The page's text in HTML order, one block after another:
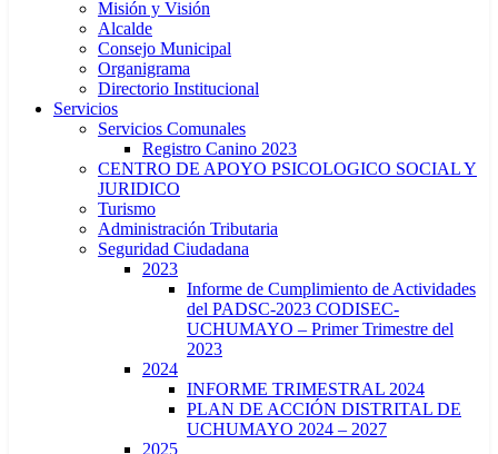
Misión y Visión
Alcalde
Consejo Municipal
Organigrama
Directorio Institucional
Servicios
Servicios Comunales
Registro Canino 2023
CENTRO DE APOYO PSICOLOGICO SOCIAL Y
JURIDICO
Turismo
Administración Tributaria
Seguridad Ciudadana
2023
Informe de Cumplimiento de Actividades
del PADSC-2023 CODISEC-
UCHUMAYO – Primer Trimestre del
2023
2024
INFORME TRIMESTRAL 2024
PLAN DE ACCIÓN DISTRITAL DE
UCHUMAYO 2024 – 2027
2025